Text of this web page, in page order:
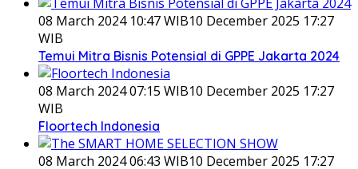
08 March 2024 10:47 WIB10 December 2025 17:27
WIB
Temui Mitra Bisnis Potensial di GPPE Jakarta 2024
08 March 2024 07:15 WIB10 December 2025 17:27
WIB
Floortech Indonesia
08 March 2024 06:43 WIB10 December 2025 17:27